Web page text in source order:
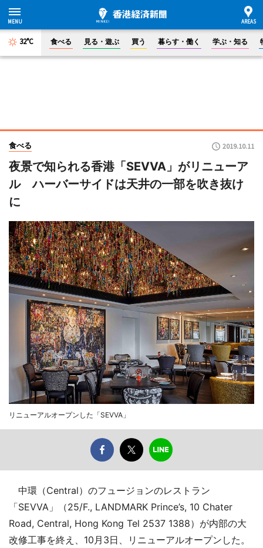
32°C 食べる 見る・遊ぶ 買う 暮らす・働く 学ぶ・知る
食べる 2019.10.11
夜景で知られる香港「SEVVA」がリニューア
ル ハーバーサイドは天井の一部を吹き抜け
に
リニューアルオープンした「SEVVA」
中環（Central）のフュージョンのレストラン
「SEVVA」（25/F., LANDMARK Prince’s, 10 Chater
Road, Central, Hong Kong Tel 2537 1388）が内部の大
改修工事を終え、10月3日、リニューアルオープンした。